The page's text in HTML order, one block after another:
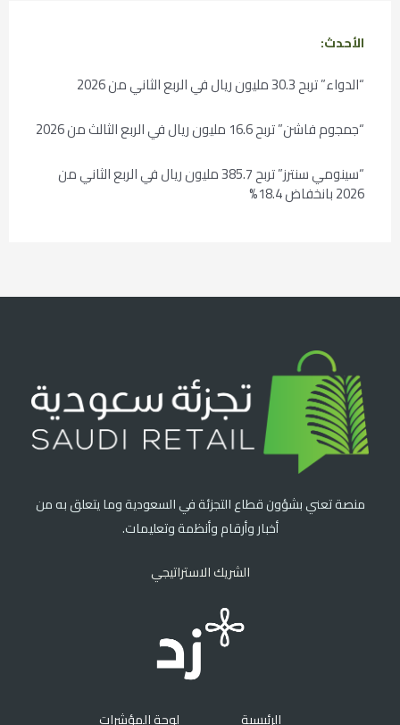
الأحدث:
“الدواء” تربح 30.3 مليون ريال في الربع الثاني من 2026
“جمجوم فاشن” تربح 16.6 مليون ريال في الربع الثالث من 2026
“سينومي سنترز” تربح 385.7 مليون ريال في الربع الثاني من
2026 بانخفاض 18.4%
منصة تعني بشؤون قطاع التجزئة في السعودية وما يتعلق به من
أخبار وأرقام وأنظمة وتعليمات.
الشريك الاستراتيجي
الرئيسية لوحة المؤشرات